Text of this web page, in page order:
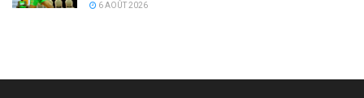
6 AOÛT 2026